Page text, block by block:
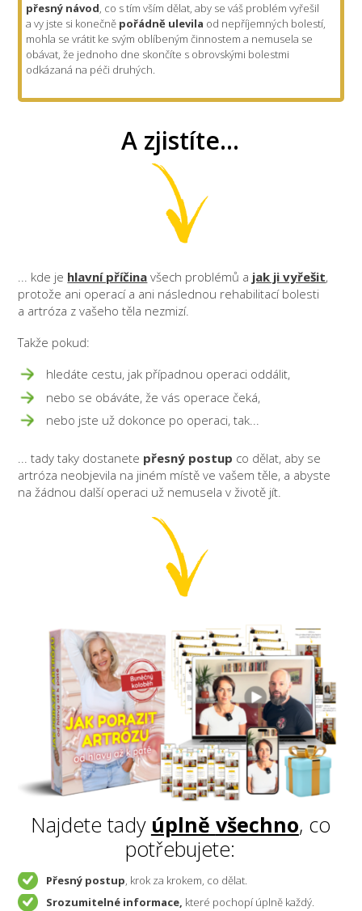
přesný návod, co s tím vším dělat, aby se váš problém vyřešil
a vy jste si konečně pořádně ulevila od nepříjemných bolestí,
mohla se vrátit ke svým oblíbeným činnostem a nemusela se
obávat, že jednoho dne skončíte s obrovskými bolestmi
odkázaná na péči druhých.
A zjistíte...
... kde je hlavní příčina všech problémů a jak ji vyřešit,
protože ani operací a ani následnou rehabilitací bolesti
a artróza z vašeho těla nezmizí.
Takže pokud:
hledáte cestu, jak případnou operaci oddálit,
nebo se obáváte, že vás operace čeká,
nebo jste už dokonce po operaci, tak...
... tady taky dostanete přesný postup co dělat, aby se
artróza neobjevila na jiném místě ve vašem těle, a abyste
na žádnou další operaci už nemusela v životě jít.
Najdete tady úplně všechno, co
potřebujete:
Přesný postup, krok za krokem, co dělat.
Srozumitelné informace, které pochopí úplně každý.